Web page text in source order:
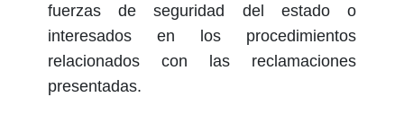
fuerzas de seguridad del estado o
interesados en los procedimientos
relacionados con las reclamaciones
presentadas.